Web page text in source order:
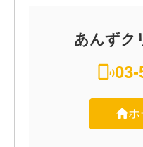
あんずク
03-
ホ